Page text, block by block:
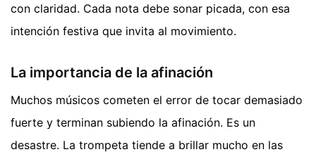
con claridad. Cada nota debe sonar picada, con esa
intención festiva que invita al movimiento.
La importancia de la afinación
Muchos músicos cometen el error de tocar demasiado
fuerte y terminan subiendo la afinación. Es un
desastre. La trompeta tiende a brillar mucho en las